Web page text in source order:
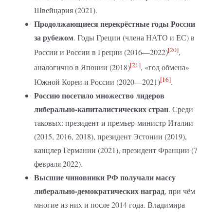
Швейцария (2021).
Продолжающиеся перекрёстные годы России
за рубежом. Годы Греции (члена НАТО и ЕС) в
России и России в Греции (2016—2022)[20],
аналогично в Японии (2018)[21], «год обмена»
Южной Кореи и России (2020—2021)[16].
Россию посетило множество лидеров
либерально-капиталистических стран. Среди
таковых: президент и премьер-министр Италии
(2015, 2016, 2018), президент Эстонии (2019),
канцлер Германии (2021), президент Франции (7
февраля 2022).
Высшие чиновники РФ получали массу
либерально-демократических наград, при чём
многие из них и после 2014 года. Владимира